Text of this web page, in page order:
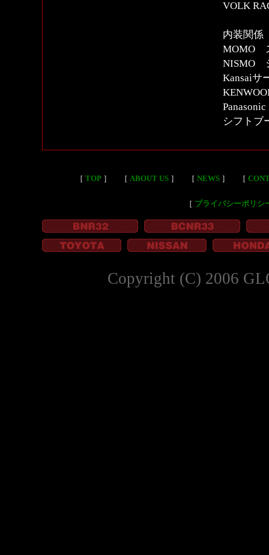
VOLK
内装関係
MOMO
NISMO
Kansaiサ
シフトブ
［ TOP］ ［ ABOUT US］ ［ NEWS］ ［
［ プライバシーポリシ
Copyright (C) 2006